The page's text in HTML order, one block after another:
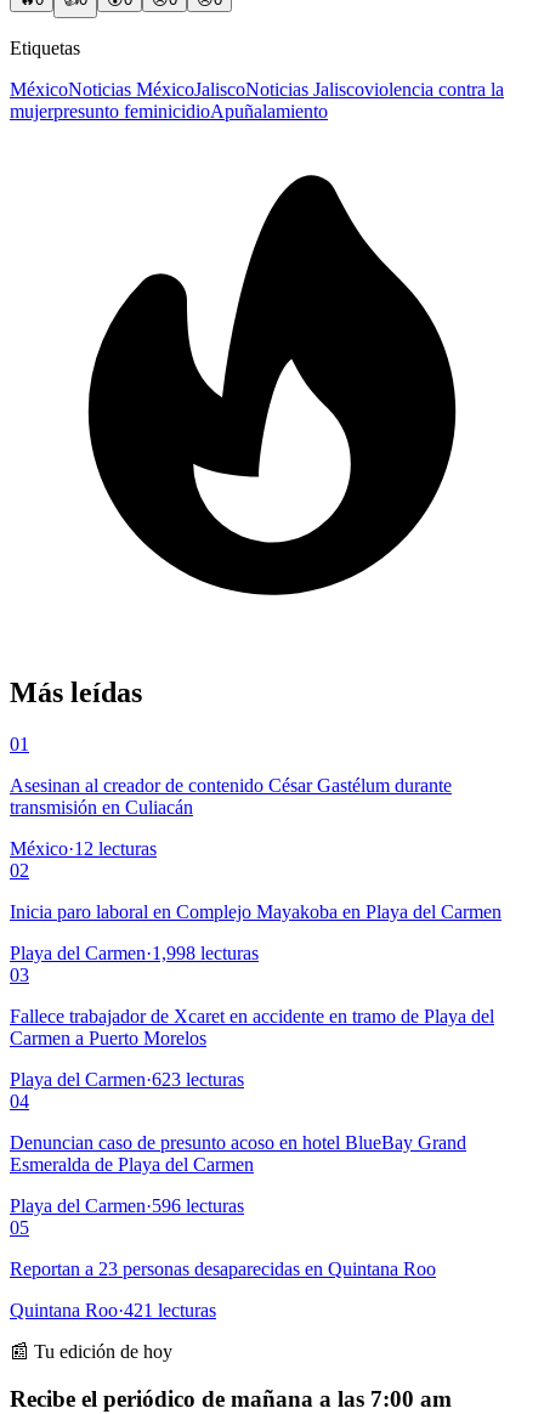
Etiquetas
MéxicoNoticias MéxicoJaliscoNoticias Jaliscoviolencia contra la
mujerpresunto feminicidioApuñalamiento
Más leídas
01
Asesinan al creador de contenido César Gastélum durante
transmisión en Culiacán
México·12 lecturas
02
Inicia paro laboral en Complejo Mayakoba en Playa del Carmen
Playa del Carmen·1,998 lecturas
03
Fallece trabajador de Xcaret en accidente en tramo de Playa del
Carmen a Puerto Morelos
Playa del Carmen·623 lecturas
04
Denuncian caso de presunto acoso en hotel BlueBay Grand
Esmeralda de Playa del Carmen
Playa del Carmen·596 lecturas
05
Reportan a 23 personas desaparecidas en Quintana Roo
Quintana Roo·421 lecturas
📰 Tu edición de hoy
Recibe el periódico de mañana a las 7:00 am